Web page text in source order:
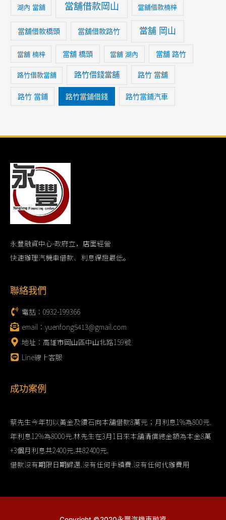
湖內 當舖 當舖借款岡山 當舖借款楠梓
當舖借款橋頭 當舖借款路竹 當舖 岡山
當舖 楠梓 當舖 橋頭 當舖 湖內 當舖 路竹
路竹借款當舖 路竹借錢當舖 路竹 當舖
路竹 當鋪 路竹當鋪借錢 路竹當鋪汽車
永豐融資中心-政府立，店面經營
快速辦理汽機車借款、利息保證最低。
聯絡我們
電話：0932-199366
email：yuenfong5413@gmail.com
地址：高雄市岡山區中山北路159號
Line線上客服
成功案例
蔡先生今年初以黃金及鑽石向本舖借款8萬元；月利息1%為800元.
年利息12%為8000元.林先生在3月1日來本舖清償總金額為本金8萬
+3個月利息共2400元.共82400元.
借款沒有期限日期歸還.沒有任何手續費.沒有任何代辦費用